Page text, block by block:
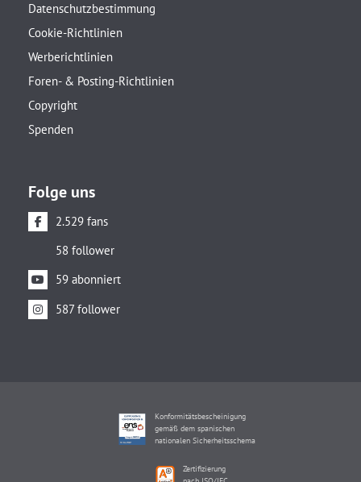
Datenschutzbestimmung
Cookie-Richtlinien
Werberichtlinien
Foren- & Posting-Richtlinien
Copyright
Spenden
Folge uns
2.529 fans
58 follower
59 abonniert
587 follower
Konformitätsbescheinigung
gemäß dem spanischen
nationalen Sicherheitsschema
Zertifizierung